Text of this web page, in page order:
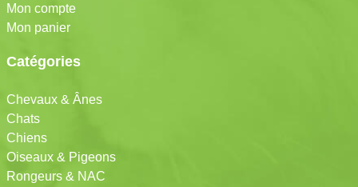
Mon compte
Mon panier
Catégories
Chevaux & Ânes
Chats
Chiens
Oiseaux & Pigeons
Rongeurs & NAC